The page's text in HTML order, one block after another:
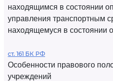
находящимся в состоянии
управления транспортным
находящемуся в состоянии
ст. 161 БК РФ
Особенности правового
учреждений